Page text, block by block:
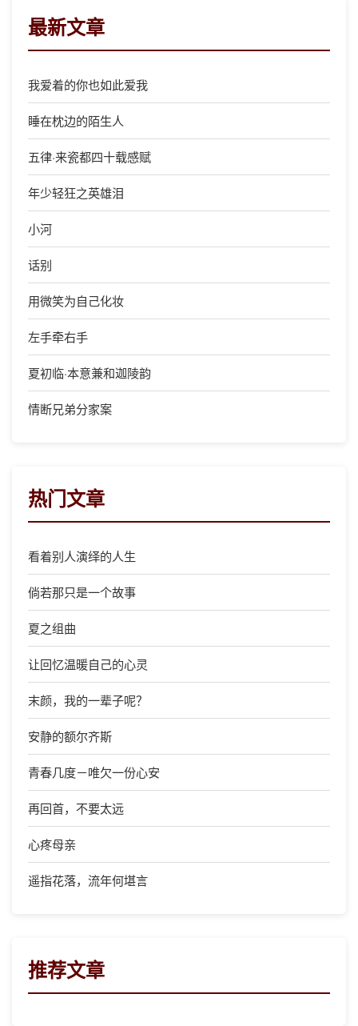
最新文章
我爱着的你也如此爱我
睡在枕边的陌生人
五律·来瓷都四十载感赋
年少轻狂之英雄泪
小河
话别
用微笑为自己化妆
左手牵右手
夏初临·本意兼和迦陵韵
情断兄弟分家案
热门文章
看着别人演绎的人生
倘若那只是一个故事
夏之组曲
让回忆温暖自己的心灵
末颜，我的一辈子呢？
安静的额尔齐斯
青春几度－唯欠一份心安
再回首，不要太远
心疼母亲
遥指花落，流年何堪言
推荐文章